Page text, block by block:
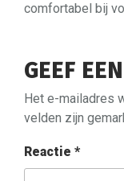
comfortabel bij
GEEF
Het e-mailadres
velden zijn
Reactie *